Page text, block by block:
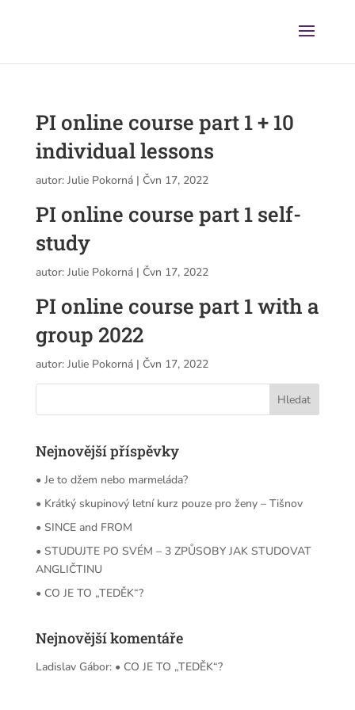
PI online course part 1 + 10
individual lessons
autor: Julie Pokorná| Čvn 17, 2022
PI online course part 1 self-
study
autor: Julie Pokorná| Čvn 17, 2022
PI online course part 1 with a
group 2022
autor: Julie Pokorná| Čvn 17, 2022
Nejnovější příspěvky
• Je to džem nebo marmeláda?
• Krátký skupinový letní kurz pouze pro ženy – Tišnov
• SINCE and FROM
• STUDUJTE PO SVÉM – 3 ZPŮSOBY JAK STUDOVAT
ANGLIČTINU
• CO JE TO „TEDĚK“?
Nejnovější komentáře
Ladislav Gábor: • CO JE TO „TEDĚK“?